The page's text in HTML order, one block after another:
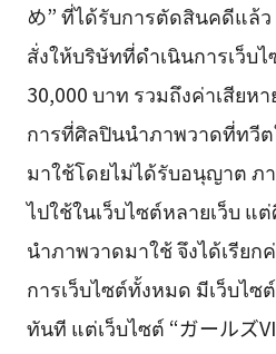
め” ที่ได้รับการตัดสินคดีแล้ว
สั่งให้บริษัทที่ดำเนินการเว็บ
30,000 บาท รวมถึงค่าเสียห
การที่ศิลปินนำภาพวาดที่ทวีต
มาใช้โดยไม่ได้รับอนุญาต ภ
ไปใช้ในเว็บไซต์หลายเว็บ
นำภาพวาดมาใช้ จึงได้เรียก
การเว็บไซต์ทั้งหมด มีเว็บไซ
ทันที แต่เว็บไซต์ “ガールズ